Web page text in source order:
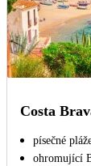
Costa
písečné
ohromující